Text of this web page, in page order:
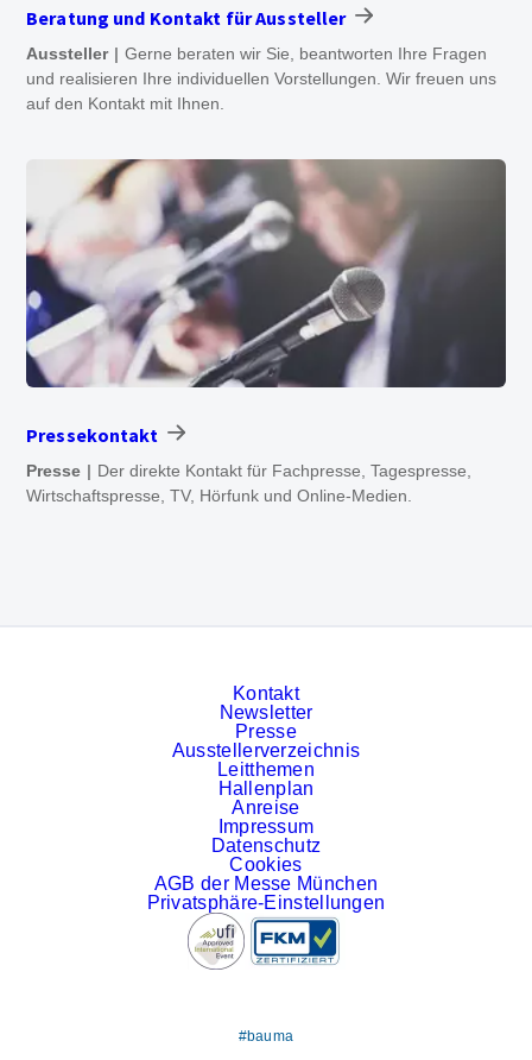
Beratung und Kontakt für Aussteller
Aussteller
Gerne beraten wir Sie, beantworten Ihre Fragen
und realisieren Ihre individuellen Vorstellungen. Wir freuen uns
auf den Kontakt mit Ihnen.
Pressekontakt
Presse
Der direkte Kontakt für Fachpresse, Tagespresse,
Wirtschaftspresse, TV, Hörfunk und Online-Medien.
Kontakt
Newsletter
Presse
Ausstellerverzeichnis
Leitthemen
Hallenplan
Anreise
Impressum
Datenschutz
Cookies
AGB der Messe München
Privatsphäre-Einstellungen
#bauma